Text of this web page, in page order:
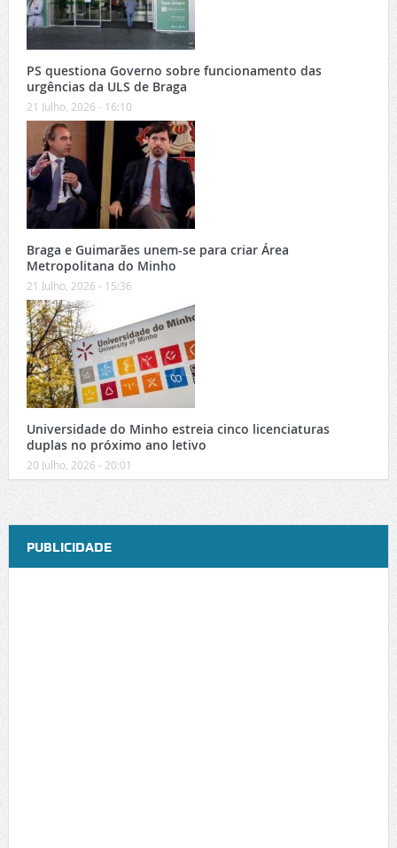
PS questiona Governo sobre funcionamento das
urgências da ULS de Braga
21 Julho, 2026 - 16:10
Braga e Guimarães unem-se para criar Área
Metropolitana do Minho
21 Julho, 2026 - 15:36
Universidade do Minho estreia cinco licenciaturas
duplas no próximo ano letivo
20 Julho, 2026 - 20:01
PUBLICIDADE